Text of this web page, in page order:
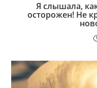
Я слышала,
осторожен! Не